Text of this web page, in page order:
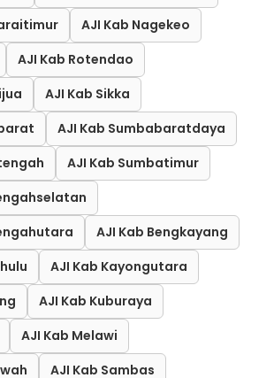
AJI Kab Nagekeo
AJI Kab Rotendao
AJI Kab Sikka
AJI Kab Sumbabaratdaya
AJI Kab Sumbatimur
AJI Kab Bengkayang
AJI Kab Kayongutara
AJI Kab Kuburaya
AJI Kab Melawi
AJI Kab Sambas